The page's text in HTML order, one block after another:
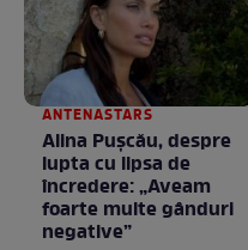
ANTENASTARS
Alina Pușcău, despre
lupta cu lipsa de
încredere: „Aveam
foarte multe gânduri
negative”